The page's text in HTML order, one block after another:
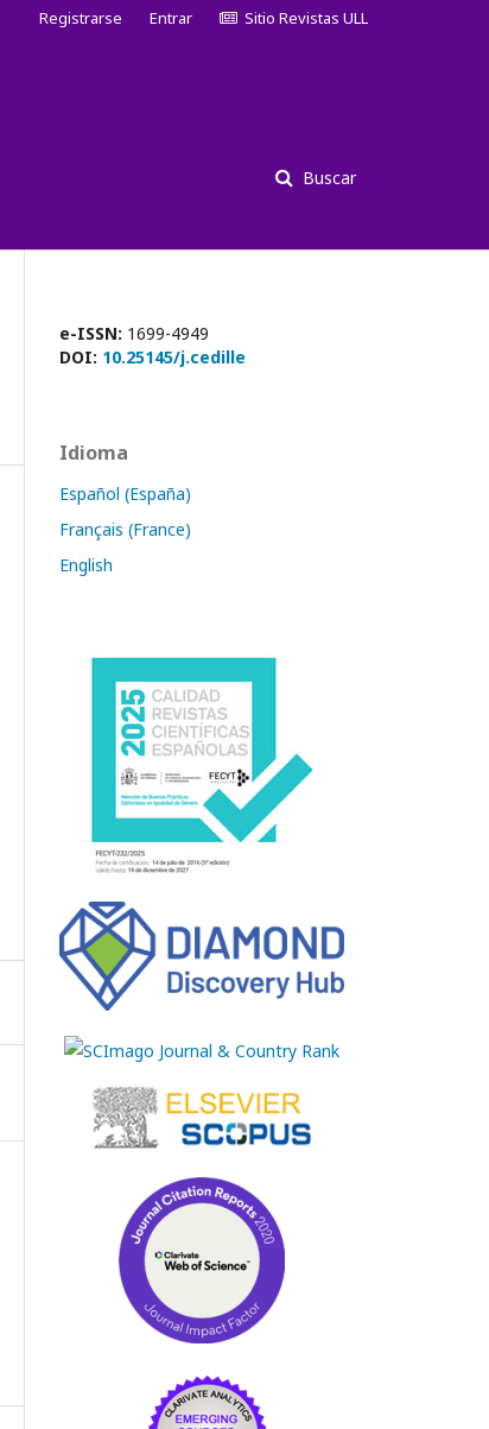
Buscar
Registrarse Entrar Sitio Revistas ULL
e-ISSN: 1699-4949
DOI: 10.25145/j.cedille
Idioma
Español (España)
Français (France)
English